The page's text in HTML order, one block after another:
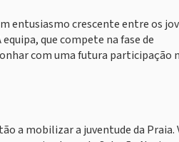
entusiasmo crescente entre os
que compete na fase de
com uma futura participação
a mobilizar a juventude da Praia.